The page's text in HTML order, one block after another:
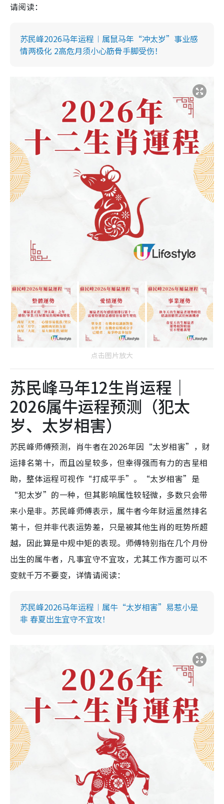
请阅读：
苏民峰2026马年运程︱属鼠马年“冲太岁”事业感
情两极化 2高危月须小心筋骨手脚受伤！
点击图片放大
苏民峰马年12生肖运程｜
2026属牛运程预测（犯太
岁、太岁相害）
苏民峰师傅预测，肖牛者在2026年因“太岁相害”，财
运排名第十，而且凶星较多，但幸得强而有力的吉星相
助，整体运程可视作“打成平手”。“太岁相害”是
“犯太岁”的一种，但其影响属性较轻微，多数只会带
来小是非。苏民峰师傅表示，属牛者今年财运虽然排名
第十，但并非代表运势差，只是被其他生肖的旺势所超
越，因此算是中规中矩的表现。师傅特别指在几个月份
出生的属牛者，凡事宜守不宜攻，尤其工作方面可以不
变就千万不要变，详情请阅读：
苏民峰2026马年运程︱属牛“太岁相害”易惹小是
非 春夏出生宜守不宜攻！